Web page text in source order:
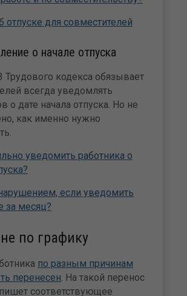
отпуске для совместителей
о начале отпуска
Трудового кодекса обязывает
всегда уведомлять
о дате начала отпуска. Но не
как именно нужно
уведомить работника о
если уведомить
за месяц?
по графику
по разным причинам
перенесен . На такой перенос
соответствующее